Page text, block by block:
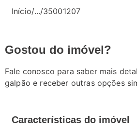
Início/.../35001207
Gostou do imóvel?
Fale conosco para saber mais
galpão e receber outras opções
Características do imóvel